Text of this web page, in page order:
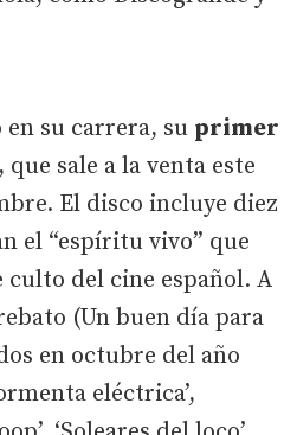
su carrera, su primer
, que sale a la venta este
El disco incluye diez
el “espíritu vivo” que
del cine español. A
(Un buen día para
en octubre del año
eléctrica’,